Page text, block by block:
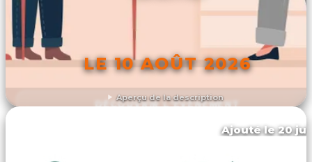
Aperçu de la description
LE 10 AOÛT 2026
DÉCOUVRIR L'ÉVÉNEMENT
Ajouté le 20